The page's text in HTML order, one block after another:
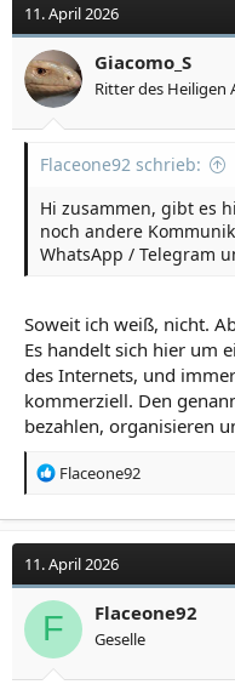
11. April 2026
Giacomo_S
Ritter des Heiligen
Flaceone92 schrieb:
Hi zusammen, gibt es
noch andere
WhatsApp / Telegram
Soweit ich weiß, nicht.
Es handelt sich hier um
des Internets, und
kommerziell. Den
bezahlen, organisieren
R
a
t
i
o
n
Flaceone92
11. April 2026
F Flaceone92
Geselle